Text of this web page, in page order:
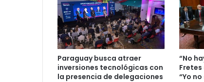
Paraguay busca atraer
inversiones tecnológicas con
la presencia de delegaciones
“No
Fretes
“Yo